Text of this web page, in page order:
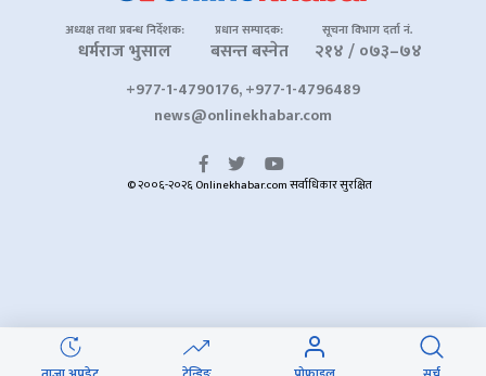
अध्यक्ष तथा प्रबन्ध निर्देशक:
धर्मराज भुसाल
प्रधान सम्पादक:
बसन्त बस्नेत
सूचना विभाग दर्ता नं.
२१४ / ०७३–७४
+977-1-4790176, +977-1-4796489
news@onlinekhabar.com
© २००६-२०२६ Onlinekhabar.com सर्वाधिकार सुरक्षित